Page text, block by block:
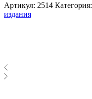
Артикул: 2514 Категория:
издания